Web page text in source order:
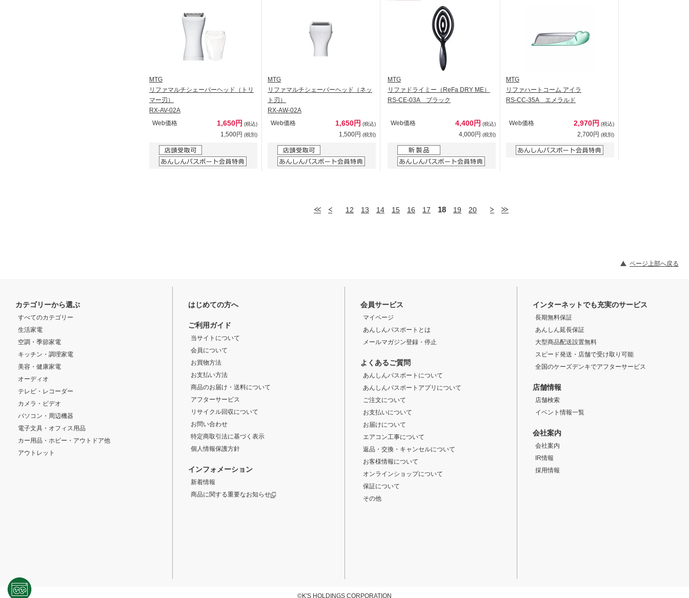
MTG
リファマルチシェーバーヘッド（トリ
マー刃）
RX-AV-02A
Web価格
1,650円 (税込)
1,500円 (税別)
MTG
リファマルチシェーバーヘッド（ネッ
ト刃）
RX-AW-02A
Web価格
1,650円 (税込)
1,500円 (税別)
MTG
リファドライミー（ReFa DRY ME）
RS-CE-03A ブラック
Web価格 4,400円 (税込)
4,000円 (税別)
MTG
リファハートコーム アイラ
RS-CC-35A エメラルド
Web価格 2,970円 (税込)
2,700円 (税別)
12 13 14 15 16 17 18 19 20
ページ上部へ戻る
カテゴリーから選ぶ
すべてのカテゴリー
生活家電
空調・季節家電
キッチン・調理家電
美容・健康家電
オーディオ
テレビ・レコーダー
カメラ・ビデオ
パソコン・周辺機器
電子文具・オフィス用品
カー用品・ホビー・アウトドア他
アウトレット
はじめての方へ
ご利用ガイド
当サイトについて
会員について
お買物方法
お支払い方法
商品のお届け・送料について
アフターサービス
リサイクル回収について
お問い合わせ
特定商取引法に基づく表示
個人情報保護方針
インフォメーション
新着情報
商品に関する重要なお知らせ
会員サービス
マイページ
あんしんパスポートとは
メールマガジン登録・停止
よくあるご質問
あんしんパスポートについて
あんしんパスポートアプリについて
ご注文について
お支払いについて
お届けについて
エアコン工事について
返品・交換・キャンセルについて
お客様情報について
オンラインショップについて
保証について
その他
インターネットでも充実のサービス
長期無料保証
あんしん延長保証
大型商品配送設置無料
スピード発送・店舗で受け取り可能
全国のケーズデンキでアフターサービス
店舗情報
店舗検索
イベント情報一覧
会社案内
会社案内
IR情報
採用情報
©K'S HOLDINGS CORPORATION